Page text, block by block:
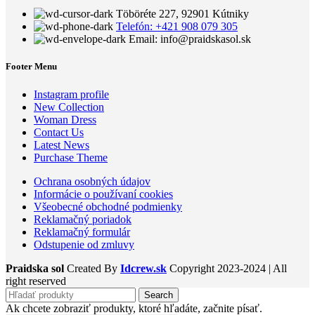
Töböréte 227, 92901 Kútniky
Telefón: +421 908 079 305
Email: info@praidskasol.sk
Footer Menu
Instagram profile
New Collection
Woman Dress
Contact Us
Latest News
Purchase Theme
Ochrana osobných údajov
Informácie o používaní cookies
Všeobecné obchodné podmienky
Reklamačný poriadok
Reklamačný formulár
Odstupenie od zmluvy
Praidska sol Created By Idcrew.sk Copyright 2023-2024 | All
right reserved
Search
Ak chcete zobraziť produkty, ktoré hľadáte, začnite písať.